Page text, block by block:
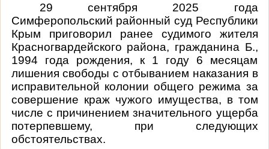
29 сентября 2025 года
Симферопольский районный суд Республики
Крым приговорил ранее судимого жителя
Красногвардейского района, гражданина Б.,
1994 года рождения, к 1 году 6 месяцам
лишения свободы с отбыванием наказания в
исправительной колонии общего режима за
совершение краж чужого имущества, в том
числе с причинением значительного ущерба
потерпевшему, при следующих
обстоятельствах.